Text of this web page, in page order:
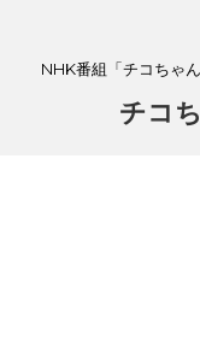
NHK番組「チコちゃ
チコ